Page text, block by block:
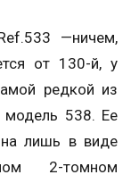
—ничем,
от 130-й, у
редкой из
модель 538. Ее
лишь в виде
2-томном